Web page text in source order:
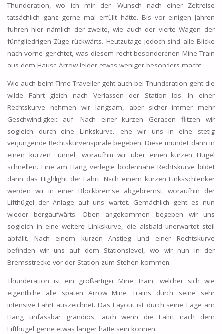
Thunderation, wo ich mir den Wunsch nach einer Zeitreise
tatsächlich ganz gerne mal erfüllt hätte. Bis vor einigen Jahren
fuhren hier nämlich der zweite, wie auch der vierte Wagen der
fünfgliedrigen Züge rückwärts. Heutzutage jedoch sind alle Blicke
nach vorne gerichtet, was diesem recht besonderenen Mine Train
aus dem Hause Arrow leider etwas weniger besonders macht.
Wie auch beim Time Traveller geht auch bei Thunderation geht die
wilde Fahrt gleich nach Verlassen der Station los. In einer
Rechtskurve nehmen wir langsam, aber sicher immer mehr
Geschwindigkeit auf. Nach einer kurzen Geraden flitzen wir
sogleich durch eine Linkskurve, ehe wir uns in eine stetig
verjüngende Rechtskurvenspirale begeben. Diese mündet dann in
einen kurzen Tunnel, woraufhin wir über einen kurzen Hügel
schnellen. Eine am Hang verlegte bodennahe Rechtskurve bildet
dann das Highlight der Fahrt. Nach einem kurzen Linksschlenker
werden wir in einer Blockbremse abgebremst, woraufhin der
Lifthügel der Anlage auf uns wartet. Gemächlich geht es nun
wieder bergaufwärts. Oben angekommen begeben wir uns
sogleich in eine weitere Linkskurve, die alsbald unerwartet steil
abfällt. Nach einem kurzen Anstieg und einer Rechtskurve
befinden wir uns auf dem Stationslevel, wo wir nun in der
Bremsstrecke vor der Station zum Stehen kommen.
Thunderation ist ein großartiger Mine Train, welcher sich wie
eigentliche alle späten Arrow Mine Trains durch seine sehr
intensive Fahrt auszeichnet. Das Layout ist durch seine Lage am
Hang unfassbar grandios, auch wenn die Fahrt nach dem
Lifthügel gerne etwas länger hätte sein können.